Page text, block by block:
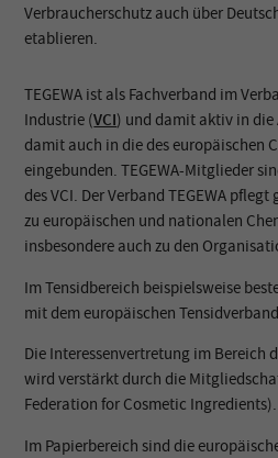
Verbraucherschutz auch über
etablieren.
TEGEWA ist als Fachverband im
Industrie (VCI) und damit aktiv in die
damit auch in die des europäischen
eingebunden. TEGEWA-Mitglieder
des VCI. Der Verband TEGEWA
zu europäischen und nationalen
insbesondere auch zu den
Im Tensidbereich beispielsweise
mit dem europäischen Tensidverband
Die Interessenvertretung im Bereich
wird verstärkt durch die
Federation for Cosmetic Ingredients).
Im Papierbereich sind die